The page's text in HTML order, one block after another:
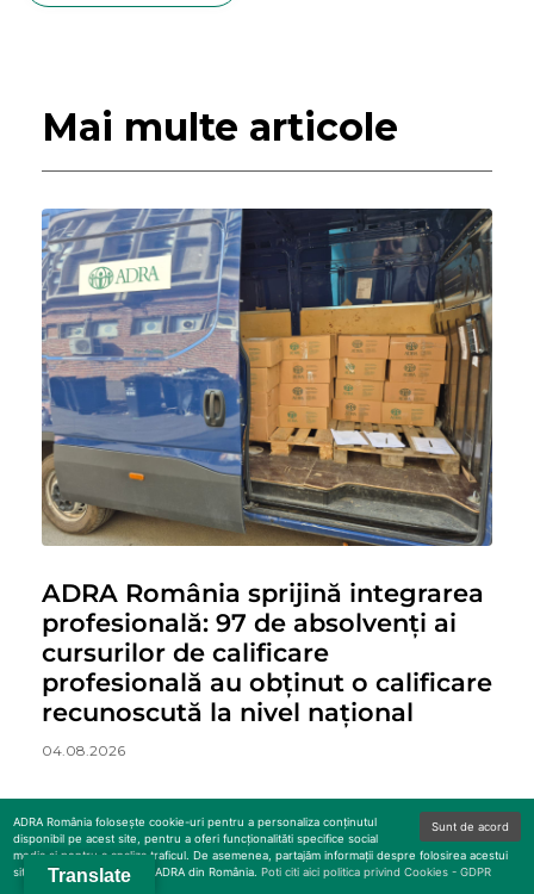
Mai multe articole
ADRA România sprijină integrarea
profesională: 97 de absolvenți ai
cursurilor de calificare
profesională au obținut o calificare
recunoscută la nivel național
04.08.2026
Translate
Sunt de acord
ADRA România folosește cookie-uri pentru a personaliza conținutul
disponibil pe acest site, pentru a oferi funcționalităti specifice social
media și pentru a analiza traficul. De asemenea, partajăm informații despre folosirea acestui
site cu partenerii noștri ai ADRA din România. Poti citi aici politica privind Cookies - GDPR